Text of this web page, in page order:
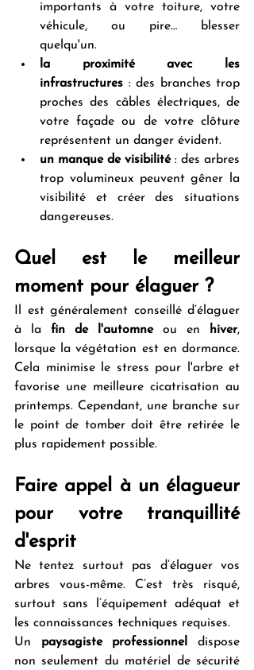
importants à votre toiture, votre
véhicule, ou pire… blesser
quelqu'un.
la proximité avec les
infrastructures : des branches trop
proches des câbles électriques, de
votre façade ou de votre clôture
représentent un danger évident.
un manque de visibilité : des arbres
trop volumineux peuvent gêner la
visibilité et créer des situations
dangereuses.
Quel est le meilleur
moment pour élaguer ?
Il est généralement conseillé d’élaguer
à la fin de l'automne ou en hiver,
lorsque la végétation est en dormance.
Cela minimise le stress pour l'arbre et
favorise une meilleure cicatrisation au
printemps. Cependant, une branche sur
le point de tomber doit être retirée le
plus rapidement possible.
Faire appel à un élagueur
pour votre tranquillité
d'esprit
Ne tentez surtout pas d’élaguer vos
arbres vous-même. C’est très risqué,
surtout sans l’équipement adéquat et
les connaissances techniques requises.
Un paysagiste professionnel dispose
non seulement du matériel de sécurité